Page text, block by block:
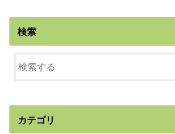
検索
カテゴリ